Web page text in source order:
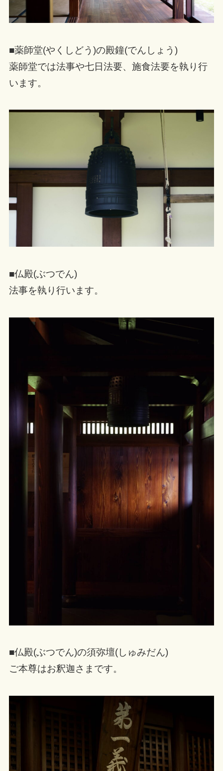
■薬師堂(やくしどう)の殿鐘(でんしょう)
薬師堂では法事や七日法要、施食法要を執り行
います。
■仏殿(ぶつでん)
法事を執り行います。
■仏殿(ぶつでん)の須弥壇(しゅみだん)
ご本尊はお釈迦さまです。